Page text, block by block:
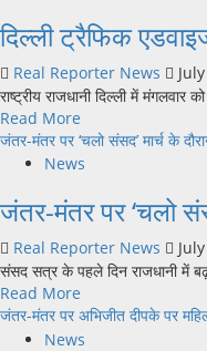
के
के
बाद
आंदोलन
खत्म
जानिए
हैं
प्रदर्शनकारियों
मांगें
पहुंची
‘कॉकरोच
जनता
पार्टी’,
प्रदर्शन
ने
पूरे
का
ध्यान
दिल्ली ट्रैफिक
Real Reporter News
राष्ट्रीय राजधानी दिल्ली में
Read More
more
about
ट्रैफिक
एडवाइजरी:
किसान
घाट
किसान
रैली
जंतर-मंतर पर ‘चलो संसद’ मार्च के
News
जंतर-मंतर पर ‘चलो
Real Reporter News
संसद सत्र के पहले दिन राजधानी में
Read More
more
about
जंतर-मंतर पर अभिजीत दीपके पर
News